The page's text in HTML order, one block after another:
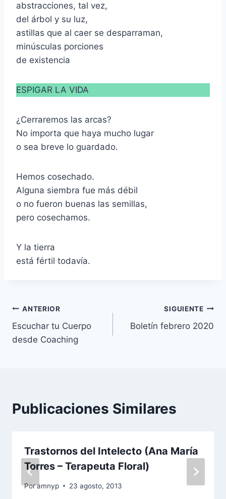
abstracciones, tal vez,
del árbol y su luz,
astillas que al caer se desparraman,
minúsculas porciones
de existencia
ESPIGAR LA VIDA
¿Cerraremos las arcas?
No importa que haya mucho lugar
o sea breve lo guardado.
Hemos cosechado.
Alguna siembra fue más débil
o no fueron buenas las semillas,
pero cosechamos.
Y la tierra
está fértil todavía.
Navegación
de
ANTERIOR
Escuchar tu Cuerpo
desde Coaching
SIGUIENTE
Boletín febrero 2020
Publicaciones Similares
Trastornos del Intelecto (Ana María
Torres – Terapeuta Floral)
Poramnyp 23 agosto, 2013